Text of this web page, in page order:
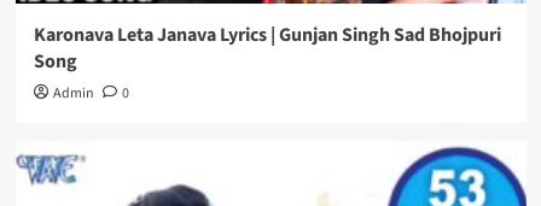
Karonava Leta Janava Lyrics | Gunjan Singh Sad Bhojpuri
Song
Admin 0